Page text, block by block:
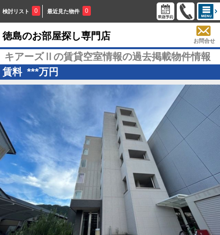
検討リスト 0 最近見た物件 0
徳島のお部屋探し専門店 お問合せ
キアーズⅡの賃貸空室情報の過去掲載物件情報
賃料 ***万円